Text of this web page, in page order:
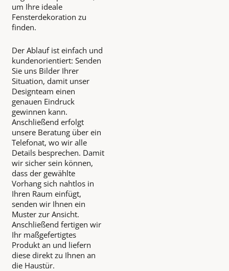
um Ihre ideale
Fensterdekoration zu
finden.
Der Ablauf ist einfach und
kundenorientiert: Senden
Sie uns Bilder Ihrer
Situation, damit unser
Designteam einen
genauen Eindruck
gewinnen kann.
Anschließend erfolgt
unsere Beratung über ein
Telefonat, wo wir alle
Details besprechen. Damit
wir sicher sein können,
dass der gewählte
Vorhang sich nahtlos in
Ihren Raum einfügt,
senden wir Ihnen ein
Muster zur Ansicht.
Anschließend fertigen wir
Ihr maßgefertigtes
Produkt an und liefern
diese direkt zu Ihnen an
die Haustür.